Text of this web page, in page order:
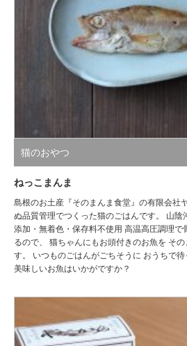
猫のおやつ
ねっこまんま
島根のお土産『そのまんま食堂』の有限会社
ぬ品質管理でつくった猫のごはんです。 山陰
添加・無着色・保存料不使用 高温高圧調理で
るので、 猫ちゃんにもお頭付きのお魚を そ
す。 いつものごはんがごちそうに おうちで
美味しいお魚はいかがですか？